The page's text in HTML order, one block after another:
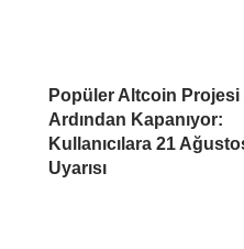
Popüler Altcoin Projesi
Ardından Kapanıyor:
Kullanıcılara 21
Uyarısı